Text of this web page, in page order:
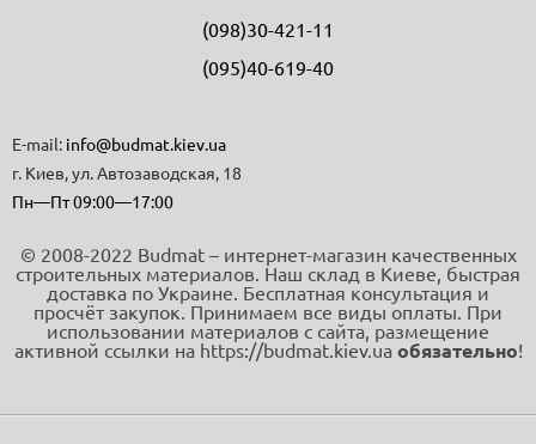
(098)30-421-11
(095)40-619-40
E-mail: info@budmat.kiev.ua
г. Киев, ул. Автозаводская, 18
Пн—Пт 09:00—17:00
© 2008-2022 Budmat – интернет-магазин качественных
строительных материалов. Наш склад в Киеве, быстрая
доставка по Украине. Бесплатная консультация и
просчёт закупок. Принимаем все виды оплаты. При
использовании материалов с сайта, размещение
активной ссылки на https://budmat.kiev.ua обязательно!